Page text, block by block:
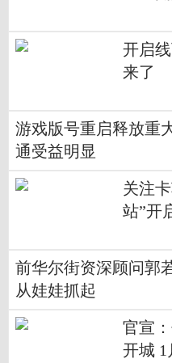
开启
来了
游戏版号重启释放重
通受益明显
关注
站”开
前华尔街资深顾问郭
从娃娃抓起
官宣
开城 1